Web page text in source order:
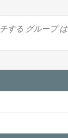
する グループ は